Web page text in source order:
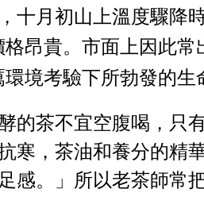
月初山上溫度驟降
昂貴。市面上因此
境考驗下所勃發的生
的茶不宜空腹喝，只
，茶油和養分的精
。」所以老茶師常